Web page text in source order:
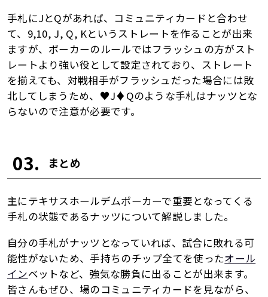
手札にJとQがあれば、コミュニティカードと合わせ
て、9,10, J, Q, Kというストレートを作ることが出来
ますが、ポーカーのルールではフラッシュの方がスト
レートより強い役として設定されており、ストレート
を揃えても、対戦相手がフラッシュだった場合には敗
北してしまうため、♥J♦Qのような手札はナッツとな
らないので注意が必要です。
03. まとめ
主にテキサスホールデムポーカーで重要となってくる
手札の状態であるナッツについて解説しました。
自分の手札がナッツとなっていれば、試合に敗れる可
能性がないため、手持ちのチップ全てを使ったオール
インベットなど、強気な勝負に出ることが出来ます。
皆さんもぜひ、場のコミュニティカードを見ながら、